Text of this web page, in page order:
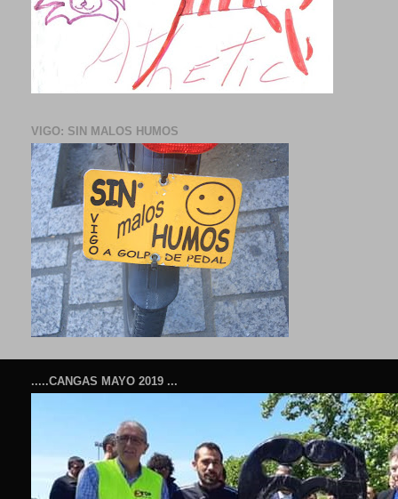
VIGO: SIN MALOS HUMOS
.....CANGAS MAYO 2019 ...